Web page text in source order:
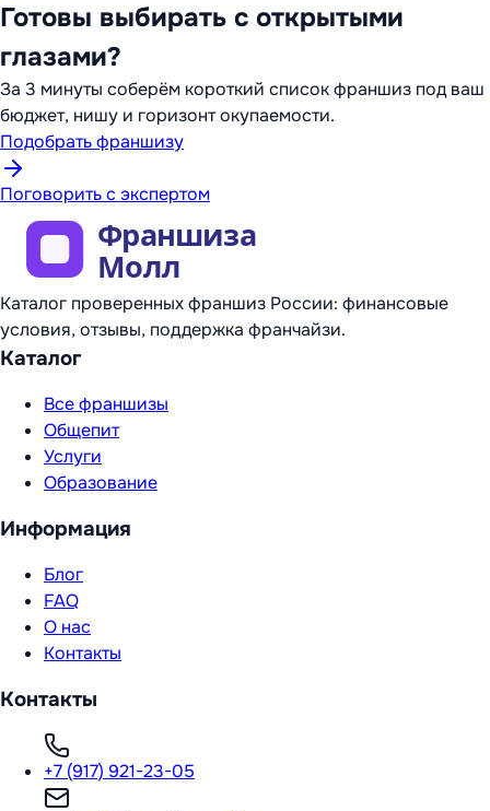
Готовы выбирать с открытыми
глазами?
За 3 минуты соберём короткий список франшиз под ваш
бюджет, нишу и горизонт окупаемости.
Подобрать франшизу
Поговорить с экспертом
Каталог проверенных франшиз России: финансовые
условия, отзывы, поддержка франчайзи.
Каталог
Все франшизы
Общепит
Услуги
Образование
Информация
Блог
FAQ
О нас
Контакты
Контакты
+7 (917) 921-23-05